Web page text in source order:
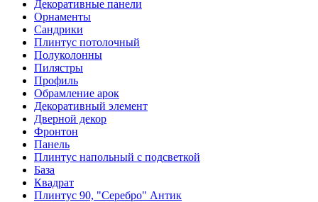
Декоративные панели
Орнаменты
Сандрики
Плинтус потолочный
Полуколонны
Пилястры
Профиль
Обрамление арок
Декоративный элемент
Дверной декор
Фронтон
Панель
Плинтус напольный с подсветкой
База
Квадрат
Плинтус 90, "Серебро" Антик